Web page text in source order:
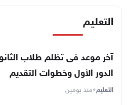
التعليم
آخر موعد فى تظلم طلاب
الدور الأول وخطوات التقديم
التعليم•منذ يومين